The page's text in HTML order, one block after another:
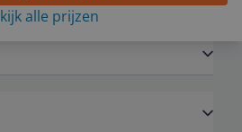
alle prijzen